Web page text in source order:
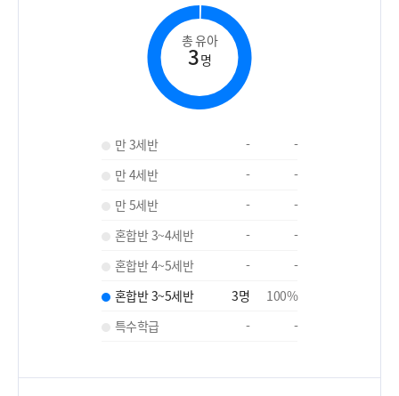
총 유아
3명
만 3세반 -
-
만 4세반
-
-
만 5세반
-
-
혼합반 3~4세반
-
-
혼합반 4~5세반
-
-
혼합반 3~5세반
3명 100%
특수학급
- -